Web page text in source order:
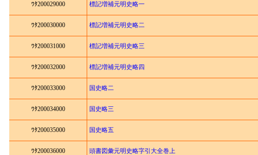
ﾜﾀ200029000 標記増補元明史略一
ﾜﾀ200030000 標記増補元明史略二
ﾜﾀ200031000 標記増補元明史略三
ﾜﾀ200032000 標記増補元明史略四
ﾜﾀ200033000 国史略二
ﾜﾀ200034000 国史略三
ﾜﾀ200035000 国史略五
ﾜﾀ200036000 頭書図彙元明史略字引大全巻上